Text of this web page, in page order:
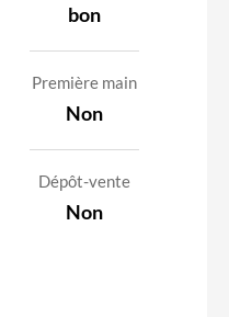
bon
Première main
Non
Dépôt-vente
Non